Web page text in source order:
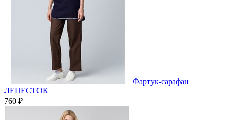
Фартук-сарафан
ЛЕПЕСТОК
760 ₽